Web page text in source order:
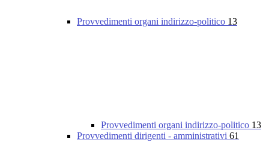
Provvedimenti organi indirizzo-politico 13
Provvedimenti organi indirizzo-politico 13
Provvedimenti dirigenti - amministrativi 61